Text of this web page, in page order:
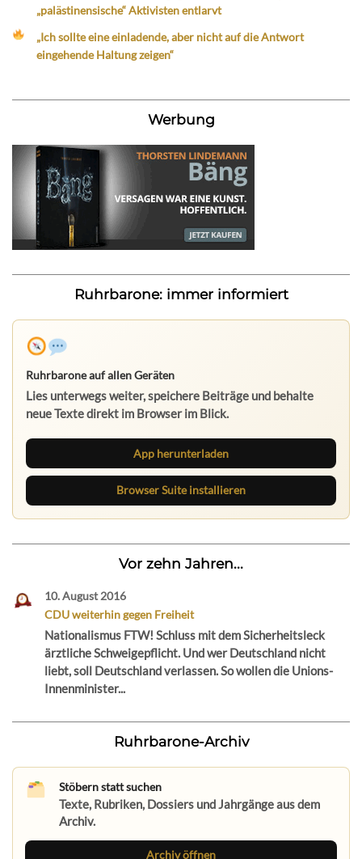
„palästinensische“ Aktivisten entlarvt
„Ich sollte eine einladende, aber nicht auf die Antwort
eingehende Haltung zeigen“
Werbung
Ruhrbarone: immer informiert
Ruhrbarone auf allen Geräten
Lies unterwegs weiter, speichere Beiträge und behalte
neue Texte direkt im Browser im Blick.
App herunterladen
Browser Suite installieren
Vor zehn Jahren...
10. August 2016
CDU weiterhin gegen Freiheit
Nationalismus FTW! Schluss mit dem Sicherheitsleck
ärztliche Schweigepflicht. Und wer Deutschland nicht
liebt, soll Deutschland verlassen. So wollen die Unions-
Innenminister...
Ruhrbarone-Archiv
Stöbern statt suchen
Texte, Rubriken, Dossiers und Jahrgänge aus dem
Archiv.
Archiv öffnen